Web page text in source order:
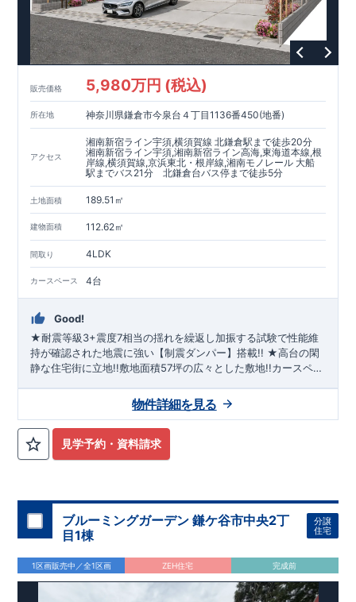
全棟自社一貫体制
もっと詳しく
◇誰が、何をしたか。が明確だからこそ、お客様の安心に繋が
ります。
いたします。
◇不要な中間マージンを抑えることで、コストダウンに努めて
います。
◇国が定めた耐震等級で最高の3を取得建築基準法で定められ
た、｢数百年に一度発生する地震に対して、倒壊、崩壊しな
い。｣という基準から、さらに1.5倍の耐震力を達成していま
す。
安心の長期優良住宅！
◇長期優良住宅とは、｢良い家を作って、きちんと手入れをし
て、長く大切に使う｣ことを目的とした認定制度。住宅ローン減
税、固定資産税などの税制優遇を受けられるだけでなく、中古
市場でも、長期優良住宅が有利に働きます。
住宅性能評価ダブル取得！
もっと詳しく
◇設計住宅性能評価
評価しております。
◇建設住宅性能評価
か、建設までに計
回チェックが行われます。図面や書類上だ
けでなく、「現場の施工状況」を検査した上で、品質を保証し
ております
アフターサポート
もっと詳しく
◇ 最大 60年間の品質保証、お引渡し後 最大10回の無料定期点検
を実施
◇お引渡しからが本当のお付き合いだと考え、アフターサービ
スを外部の業者に委託せず、東栄住宅グループ「東栄ホームサ
ービス株式会社」にて責任をもって対応いたします。
■
住まいの工夫をショート動画でご紹介中
みたい」といった段階でも大歓迎です。 お子さま連れでのご見
学はもちろん、資金計画や住宅ローンについてのご相談も丁寧
に対応いたします。 ​
大宮営業所までお気軽にどうぞ。
受付時間：9:30～
※火曜・水曜定休
販売価格 5,980万円 (税込)
所在地 神奈川県鎌倉市今泉台４丁目1136番450(地番)
アクセス
湘南新宿ライン宇須,横須賀線 北鎌倉駅まで徒歩20分
湘南新宿ライン宇須,湘南新宿ライン高海,東海道本線,根
岸線,横須賀線,京浜東北・根岸線,湘南モノレール 大船
駅までバス21分 北鎌倉台バス停まで徒歩5分
土地面積 189.51㎡
建物面積 112.62㎡
間取り 4LDK
カースペース 4台
Good!
★耐震等級3+震度7相当の揺れを繰返し加振する試験で性能維
持が確認された地震に強い【制震ダンパー】搭載!! ★高台の閑
静な住宅街に立地!!敷地面積57坪の広々とした敷地!!カースペー
空間を演出!!スタイリッシュなペニンシュラキッチンは一見の
価値有り!! ★乾太くん（ガス乾燥機）・タンクレストイレ・フ
ロントオープン型食洗機標準採用!!
見学予約・資料請求
物件詳細を見る
ブルーミングガーデン 鎌ケ谷市中央2丁
目1棟
分譲
住宅
1区画販売中／全1区画 ZEH住宅 完成前